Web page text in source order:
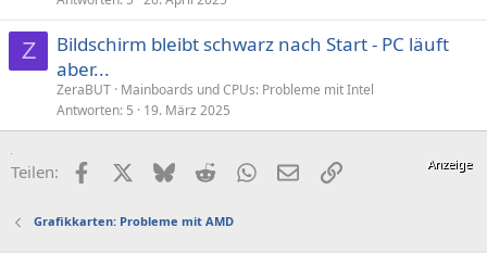
Z
Bildschirm bleibt schwarz nach Start - PC läuft
aber...
ZeraBUT Mainboards und CPUs: Probleme mit Intel
Antworten 5 19. März 2025
Teilen: FacebookX (Twitter)
BlueskyRedditWhatsApp
E-MailLink
Grafikkarten: Probleme mit AMD